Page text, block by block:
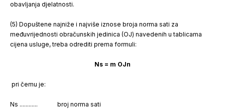
obavljanja djelatnosti.
(5) Dopuštene najniže i najviše iznose broja norma sati za
međuvrijednosti obračunskih jedinica (OJ) navedenih u tablicama
cijena usluge, treba odrediti prema formuli:
Ns = m OJn
pri čemu je:
Ns ............ broj norma sati